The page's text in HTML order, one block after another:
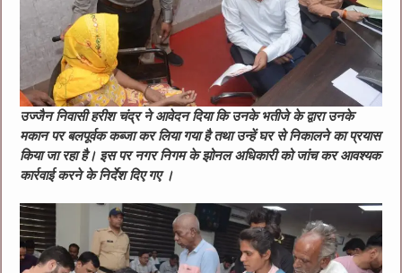
उज्‍जैन निवासी हरीश चंद्र ने आवेदन दिया कि उनके भतीजे के द्वारा उनके
मकान पर बलपूर्वक कब्जा कर लिया गया है तथा उन्‍हें घर से निकालने का प्रयास
किया जा रहा है। इस पर नगर निगम के झोनल अधिकारी को जांच कर आवश्‍यक
कार्रवाई करने के निर्देश दिए गए ।